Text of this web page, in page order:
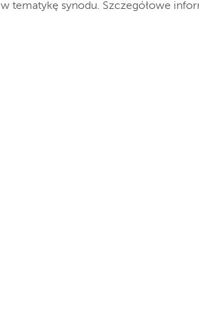
w tematykę synodu. Szczegółowe